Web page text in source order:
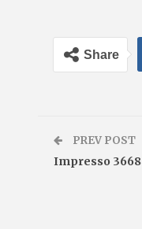
Share
PREV POST
Impresso 3668